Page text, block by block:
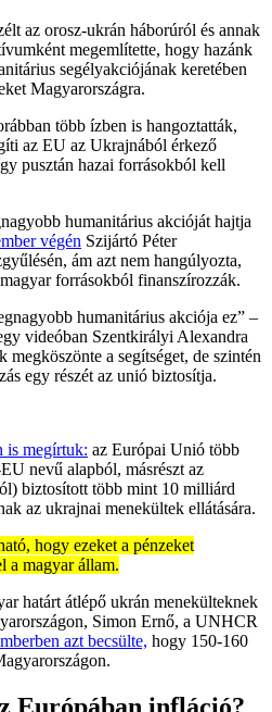
az orosz-ukrán háborúról és annak
megemlítette, hogy hazánk
segélyakciójának keretében
Magyarországra.
több ízben is hangoztatták,
az EU az Ukrajnából érkező
pusztán hazai forrásokból kell
humanitárius akcióját hajtja
végén Szijártó Péter
ám azt nem hangúlyozta,
forrásokból finanszírozzák.
humanitárius akciója ez” –
videóban Szentkirályi Alexandra
a segítséget, de szintén
egy részét az unió biztosítja.
is megírtuk: az Európai Unió több
nevű alapból, másrészt az
biztosított több mint 10 milliárd
az ukrajnai menekültek ellátására.
hogy ezeket a pénzeket
a magyar állam.
határt átlépő ukrán menekülteknek
Simon Ernő, a UNHCR
azt becsülte, hogy 150-160